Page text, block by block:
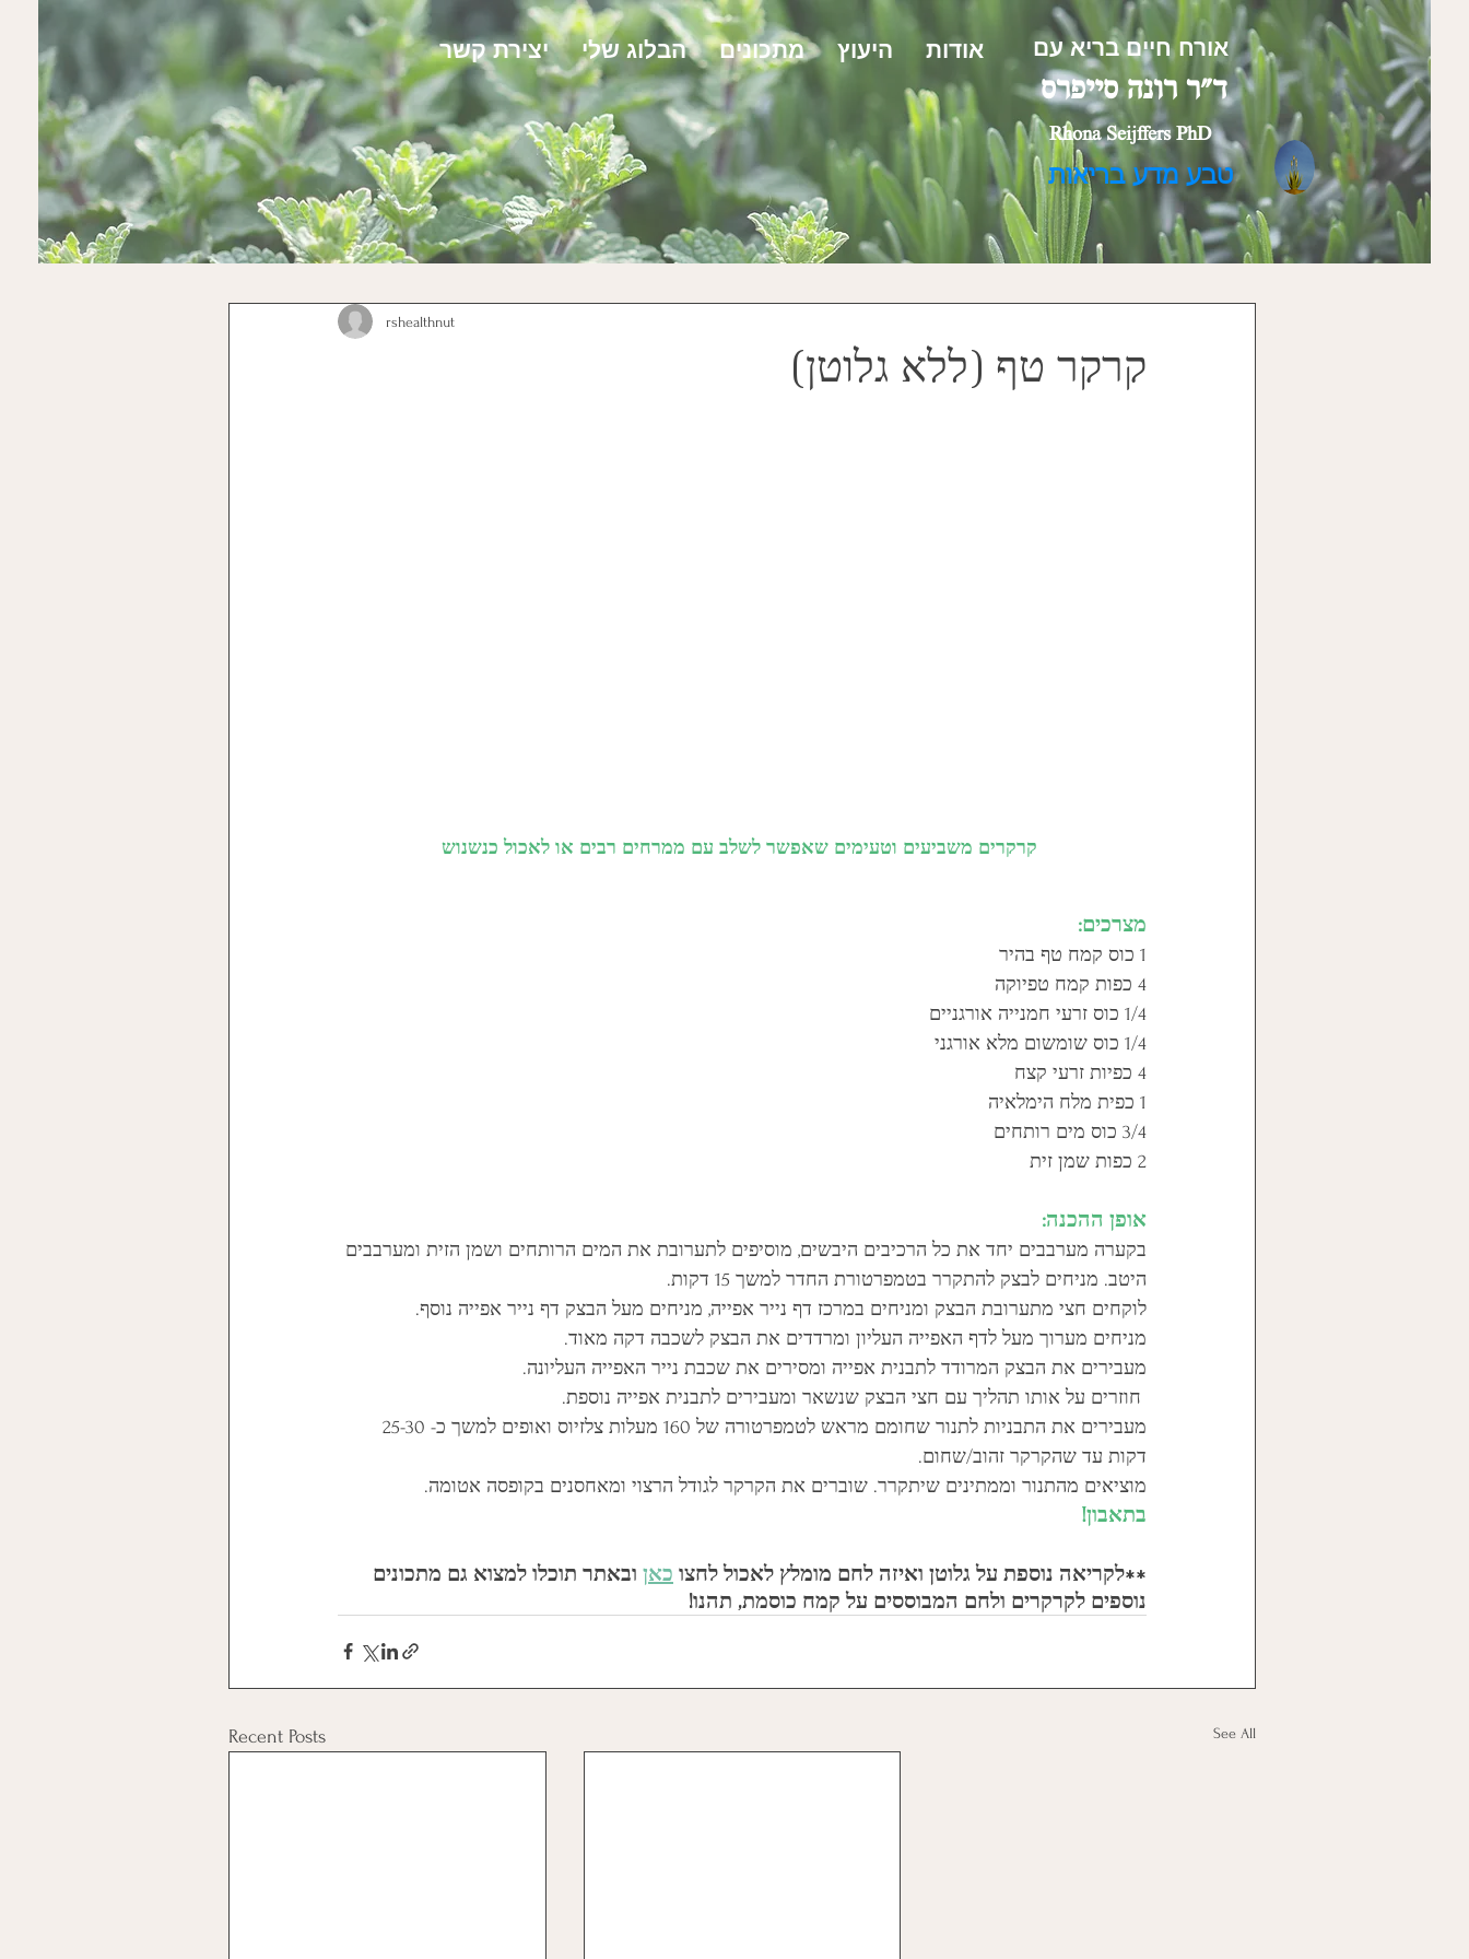
אודות היעוץ מתכונים הבלוג שלי יצירת קשר אורח חיים בריא עם
ד"ר רונה סייפרס
Rhona Seijffers PhD
טבע מדע בריאות
קרקר טף (ללא גלוטן)
rshealthnut
מצרכים:
1 כוס קמח טף בהיר
4 כפות קמח טפיוקה
1/4 כוס זרעי חמנייה אורגניים
1/4 כוס שומשום מלא אורגני
4 כפיות זרעי קצח
1 כפית מלח הימלאיה
3/4 כוס מים רותחים
2 כפות שמן זית
אופן ההכנה:
בקערה מערבבים יחד את כל הרכיבים היבשים, מוסיפים לתערובת את המים הרותחים ושמן הזית ומערבבים
היטב. מניחים לבצק להתקרר בטמפרטורת החדר למשך 15 דקות.
לוקחים חצי מתערובת הבצק ומניחים במרכז דף נייר אפייה, מניחים מעל הבצק דף נייר אפייה נוסף.
מניחים מערוך מעל לדף האפייה העליון ומרדדים את הבצק לשכבה דקה מאוד.
מעבירים את הבצק המרודד לתבנית אפייה ומסירים את שכבת נייר האפייה העליונה.
דקות עד שהקרקר זהוב/שחום.
מוציאים מהתנור וממתינים שיתקרר. שוברים את הקרקר לגודל הרצוי ומאחסנים בקופסה אטומה.
בתאבון!
**לקריאה נוספת על גלוטן ואיזה לחם מומלץ לאכול לחצו כאן ובאתר תוכלו למצוא גם מתכונים
נוספים לקרקרים ולחם המבוססים על קמח כוסמת, תהנו!
Recent Posts See All